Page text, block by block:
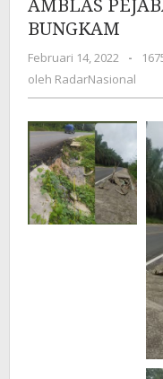
AMBLAS
BUNGKAM
Februari 14, 2022
oleh
-
oleh RadarNasional